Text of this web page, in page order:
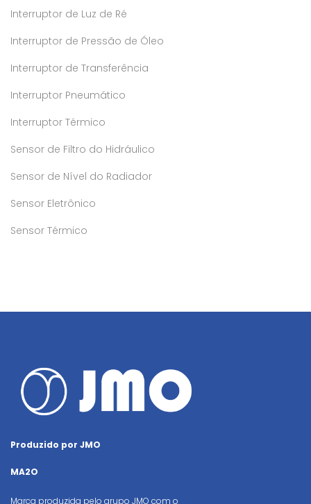
Interruptor de Luz de Ré
Interruptor de Pressão de Óleo
Interruptor de Transferência
Interruptor Pneumático
Interruptor Térmico
Sensor de Filtro do Hidráulico
Sensor de Nível do Radiador
Sensor Eletrônico
Sensor Térmico
Produzido por JMO
MA2O
Marca produzida pelo grupo JMO com o